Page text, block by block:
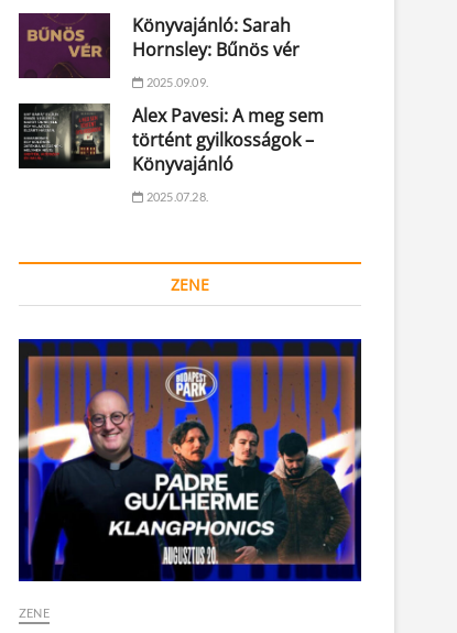
Könyvajánló: Sarah
Hornsley: Bűnös vér
2025.09.09.
Alex Pavesi: A meg sem
történt gyilkosságok –
Könyvajánló
2025.07.28.
ZENE
ZENE